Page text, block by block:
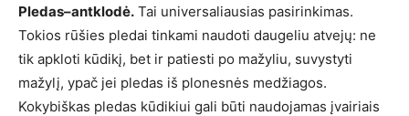
Pledas–antklodė. Tai universaliausias pasirinkimas.
Tokios rūšies pledai tinkami naudoti daugeliu atvejų: ne
tik apkloti kūdikį, bet ir patiesti po mažyliu, suvystyti
mažylį, ypač jei pledas iš plonesnės medžiagos.
Kokybiškas pledas kūdikiui gali būti naudojamas įvairiais